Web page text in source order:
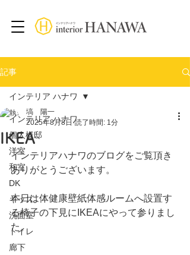
記事
インテリア ハナワ
個人様邸
洋室
和室
DK
キッズ
洗面室
トイレ
廊下
インテリア ハナワ
IKEA
塙 陽一
2025年8月8日 読了時間: 1分
インテリアハナワのブログをご覧頂き
ありがとうございます。
本日は体健康壁紙体感ルームへ設置す
る椅子の下見にIKEAにやって参りまし
た。